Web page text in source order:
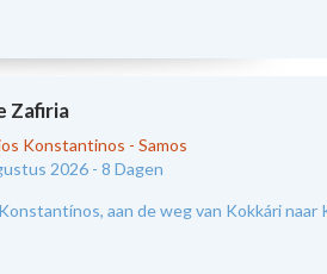
Zafiria
Konstantinos -Samos
2026 -8 Dagen
aan de weg van Kokkári naar